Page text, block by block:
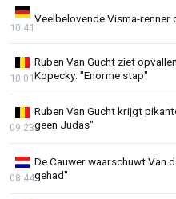
Veelbelovende Visma-
10:41
Ruben Van Gucht ziet
Kopecky: "Enorme stap"
10:01
Ruben Van Gucht krijgt
geen Judas"
09:23
De Cauwer waarschuwt Van
gehad"
08:44